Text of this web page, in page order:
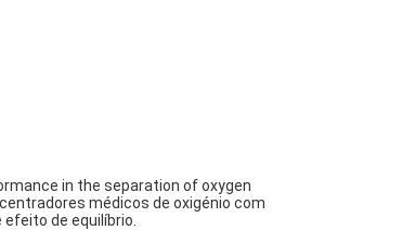
in the separation of oxygen
médicos de oxigénio com
de equilíbrio.